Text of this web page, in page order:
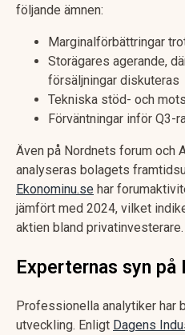
följande ämnen:
Marginalförbättringar
Storägares agerande,
försäljningar diskuteras
Tekniska stöd- och
Förväntningar inför Q3-
Även på Nordnets forum och
analyseras bolagets
Ekonominu.se har
jämfört med 2024, vilket
aktien bland privatinvesterare.
Experternas syn på
Professionella analytiker har
utveckling. Enligt Dagens